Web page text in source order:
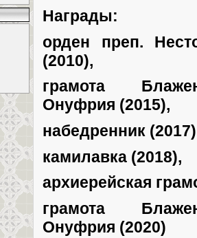
Награды:
орден преп.
(2010),
грамота
Онуфрия (2015),
набедренник
камилавка (2018),
архиерейская
грамота
Онуфрия (2020)